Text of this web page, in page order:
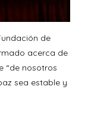
de
acerca de
“de nosotros
sea estable y